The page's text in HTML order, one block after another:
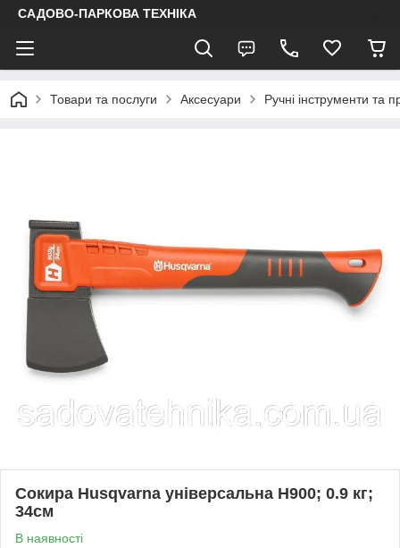
САДОВО-ПАРКОВА ТЕХНІКА
Товари та послуги Аксесуари Ручні інструменти та
Сокира Husqvarna універсальна Н900; 0.9 кг;
34см
В наявності